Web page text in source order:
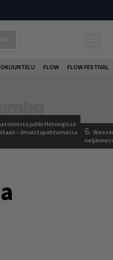
FLOW FLOW FESTIVAL
juhlii Helsingissä
– ilmaistapahtumassa
6.